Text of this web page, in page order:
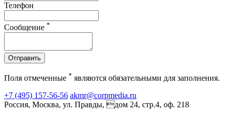
Телефон
Сообщение *
Отправить
Поля отмеченные * являются обязательными для заполнения.
+7 (495) 157-56-56 akmr@corpmedia.ru
Россия, Москва, ул. Правды, дом 24, стр.4, оф. 218